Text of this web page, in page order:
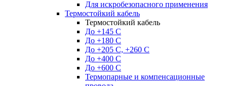
Для искробезопасного применения
Термостойкий кабель
Термостойкий кабель
До +145 С
До +180 C
До +205 С, +260 С
До +400 C
До +600 С
Термопарные и компенсационные